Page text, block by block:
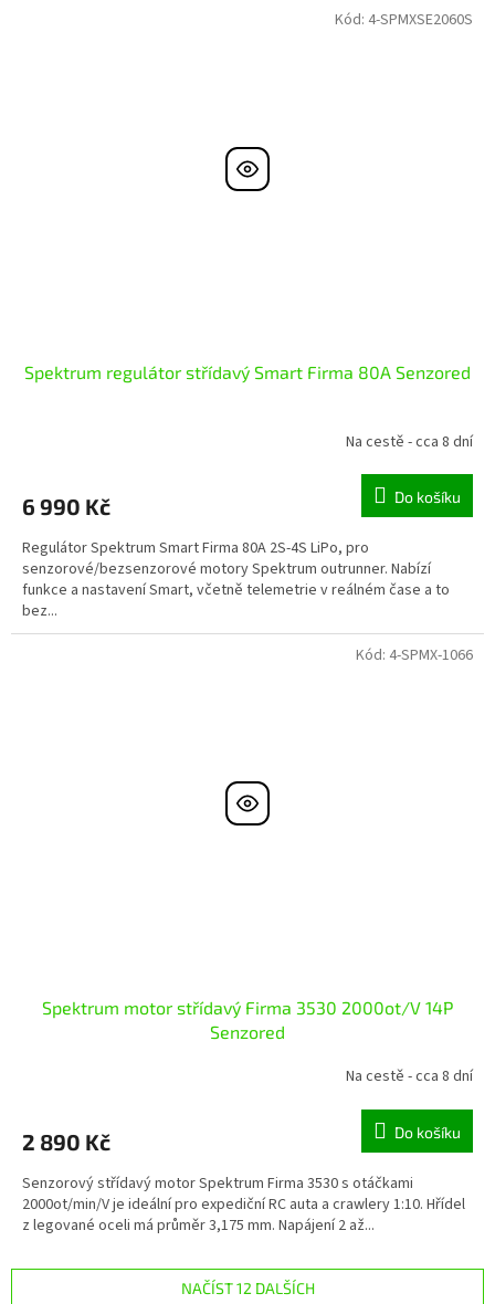
Spektrum regulátor střídavý Smart Firma 80A Senzored
Na cestě - cca 8 dní
6 990 Kč Do košíku
Regulátor Spektrum Smart Firma 80A 2S-4S LiPo, pro
senzorové/bezsenzorové motory Spektrum outrunner. Nabízí
funkce a nastavení Smart, včetně telemetrie v reálném čase a to
bez...
Kód: 4-SPMXSE2060S
Spektrum motor střídavý Firma 3530 2000ot/V 14P
Senzored
Na cestě - cca 8 dní
2 890 Kč Do košíku
Senzorový střídavý motor Spektrum Firma 3530 s otáčkami
2000ot/min/V je ideální pro expediční RC auta a crawlery 1:10. Hřídel
z legované oceli má průměr 3,175 mm. Napájení 2 až...
Kód: 4-SPMX-1066
NAČÍST 12 DALŠÍCH